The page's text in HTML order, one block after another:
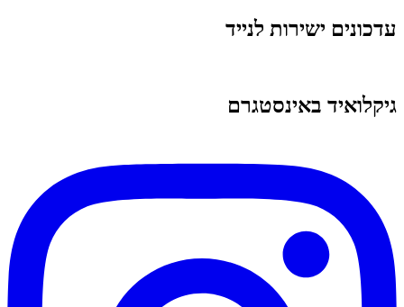
עדכונים ישירות לנייד
גיקלואיד באינסטגרם